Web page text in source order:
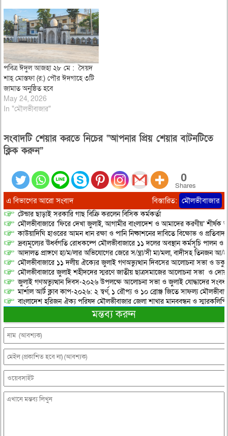
পবিত্র ঈদুল আজহা ২৮ মে : সৈয়দ
শাহ্ মোস্তফা (র:) পৌর ঈদগাহে ৩টি
জামাত অনুষ্ঠিত হবে
May 24, 2026
In "মৌলভীবাজার"
সংবাদটি শেয়ার করতে নিচের “আপনার প্রিয় শেয়ার বাটনটিতে
ক্লিক করুন”
0
Shares
এ বিভাগের আরো সংবাদ বিস্তারিত: মৌলভীবাজার
টেন্ডার ছাড়াই সরকারি গাছ বিক্রি করলেন বিসিক কর্মকর্তা
মৌলভীবাজারে ‘ফিরে দেখা জুলাই, আগামীর বাংলাদেশ ও আমাদের করণীয়’ শীর্ষক
কাউয়াদিঘি হাওরের আমন ধান রক্ষা ও পানি নিষ্কাশনের দাবিতে বিক্ষোভ ও
দ্রব্যমূল্যের ঊর্ধ্বগতি রোধকল্পে মৌলভীবাজারে ১১ দলের অবস্থান কর্মসূচি পালন ও
আদালত প্রাঙ্গণে হা/ম/লার অভিযোগের জেরে স/ন্ত্রা/সী মা/মলা, বাদীসহ তিনজন আ/
মৌলভীবাজারে ১১ দলীয় ঐক্যের জুলাই গণঅভ্যুত্থান দিবসের আলোচনা সভা ও
মৌলভীবাজারে জুলাই শহীদদের স্মরণে জাতীয় ছাত্রসমাজের আলোচনা সভা ও
জুলাই গণঅভ্যুত্থান দিবস-২০২৬ উপলক্ষে আলোচনা সভা ও জুলাই যোদ্ধাদের
মার্শাল আর্ট ক্লাব কাপ-২০২৬: ২ স্বর্ণ, ১ রৌপ্য ও ১০ ব্রোঞ্জ জিতে সাফল্য
বাংলাদেশ হরিজন ঐক্য পরিষদ মৌলভীবাজার জেলা শাখার মানববন্ধন ও স্মারকলিপি
মন্তব্য করুন